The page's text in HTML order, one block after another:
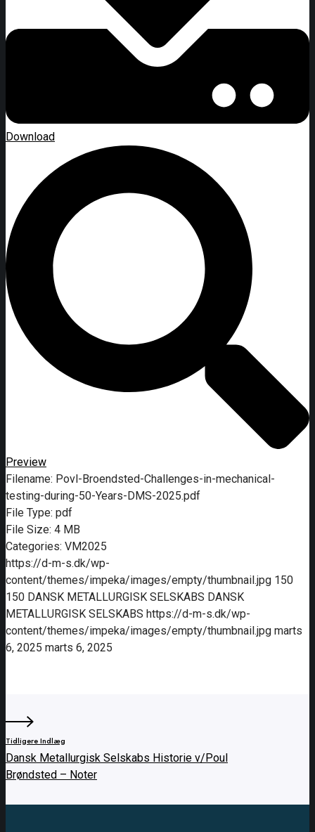
Download
Preview
Filename: Povl-Broendsted-Challenges-in-mechanical-
testing-during-50-Years-DMS-2025.pdf
File Type: pdf
File Size: 4 MB
Categories: VM2025
https://d-m-s.dk/wp-
content/themes/impeka/images/empty/thumbnail.jpg 150
150 DANSK METALLURGISK SELSKABS DANSK
METALLURGISK SELSKABS https://d-m-s.dk/wp-
content/themes/impeka/images/empty/thumbnail.jpg marts
6, 2025 marts 6, 2025
Tidligere Indlæg
Dansk Metallurgisk Selskabs Historie v/Poul
Brøndsted – Noter